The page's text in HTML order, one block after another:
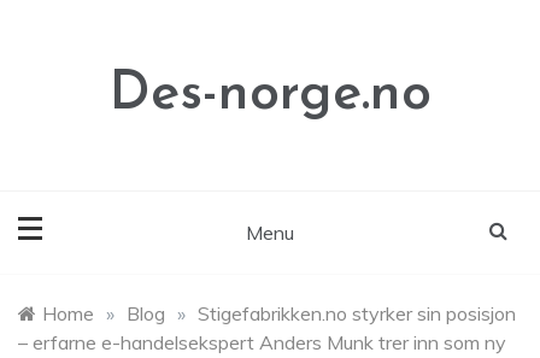
Des-norge.no
Menu
Home » Blog » Stigefabrikken.no styrker sin posisjon
– erfarne e-handelsekspert Anders Munk trer inn som ny